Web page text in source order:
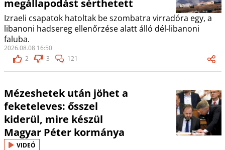
megállapodást sérthetett
Izraeli csapatok hatoltak be szombatra virradóra egy, a
libanoni hadsereg ellenőrzése alatt álló dél-libanoni
faluba.
2026.08.08 16:50
2
3 121
Mézeshetek után jöhet a
feketeleves: ősszel
kiderül, mire készül
Magyar Péter kormánya
VIDEÓ